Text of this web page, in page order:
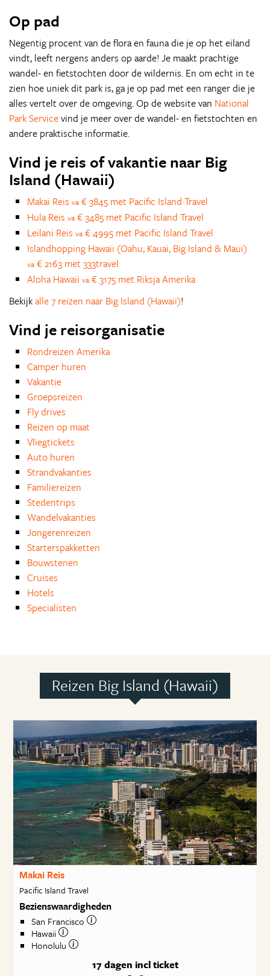
Op pad
Negentig procent van de flora en fauna die je op het eiland
vindt, leeft nergens anders op aarde! Je maakt prachtige
wandel- en fietstochten door de wildernis. En om echt in te
zien hoe uniek dit park is, ga je op pad met een ranger die je
alles vertelt over de omgeving. Op de website van National
Park Servicevind je meer over de wandel- en fietstochten en
andere praktische informatie.
Vind je reis of vakantie naar Big
Island (Hawaii)
Makai Reis va € 3845 met Pacific Island Travel
Hula Reis va € 3485 met Pacific Island Travel
Leilani Reis va € 4995 met Pacific Island Travel
Islandhopping Hawaii (Oahu, Kauai, Big Island & Maui)
va € 2163 met 333travel
Aloha Hawaii va € 3175 met Riksja Amerika
Bekijkalle 7 reizen naar Big Island (Hawaii)!
Vind je reisorganisatie
Rondreizen Amerika
Camper huren
Vakantie
Groepsreizen
Fly drives
Reizen op maat
Vliegtickets
Auto huren
Strandvakanties
Familiereizen
Stedentrips
Wandelvakanties
Jongerenreizen
Starterspakketten
Bouwstenen
Cruises
Hotels
Specialisten
Reizen Big Island (Hawaii)
Makai Reis
Pacific Island Travel
Bezienswaardigheden
San Francisco
Hawaii
Honolulu
17 dagen incl ticket